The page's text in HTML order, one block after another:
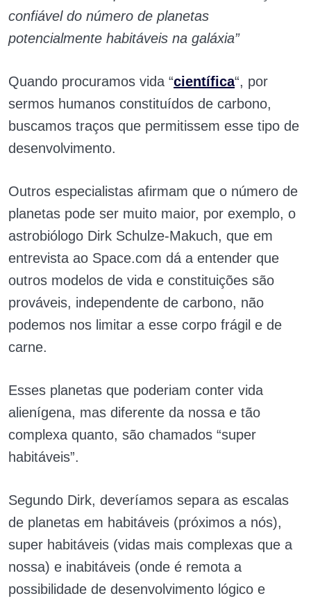
confiável do número de planetas
potencialmente habitáveis na galáxia”
Quando procuramos vida “científica“, por
sermos humanos constituídos de carbono,
buscamos traços que permitissem esse tipo de
desenvolvimento.
Outros especialistas afirmam que o número de
planetas pode ser muito maior, por exemplo, o
astrobiólogo Dirk Schulze-Makuch, que em
entrevista ao Space.com dá a entender que
outros modelos de vida e constituições são
prováveis, independente de carbono, não
podemos nos limitar a esse corpo frágil e de
carne.
Esses planetas que poderiam conter vida
alienígena, mas diferente da nossa e tão
complexa quanto, são chamados “super
habitáveis”.
Segundo Dirk, deveríamos separa as escalas
de planetas em habitáveis (próximos a nós),
super habitáveis (vidas mais complexas que a
nossa) e inabitáveis (onde é remota a
possibilidade de desenvolvimento lógico e